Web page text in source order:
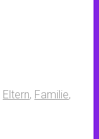
Eltern, Familie,